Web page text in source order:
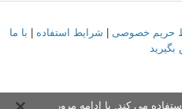
حریم خصوصی شرایط استفاده
با ما
می کند. با ادامه مرور